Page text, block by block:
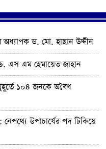
অধ্যাপক ড. মো. হাছান উদ্দীন
এস এম হেমায়েত জাহান
১০৪ জনকে অবৈধ
উপাচার্যের পদ টিকিয়ে